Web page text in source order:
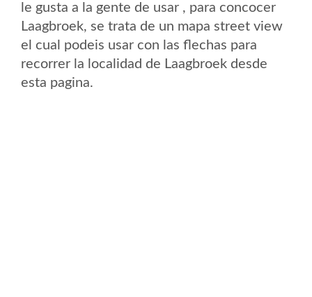
le gusta a la gente de usar , para concocer
Laagbroek, se trata de un mapa street view
el cual podeis usar con las flechas para
recorrer la localidad de Laagbroek desde
esta pagina.